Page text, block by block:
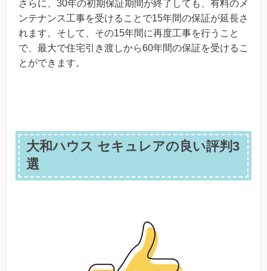
さらに、30年の初期保証期間が終了しても、有料のメ
ンテナンス工事を受けることで15年間の保証が延長さ
れます。そして、その15年間に再度工事を行うこと
で、最大で住宅引き渡しから60年間の保証を受けるこ
とができます。
大和ハウス セキュレアの良い評判3
選